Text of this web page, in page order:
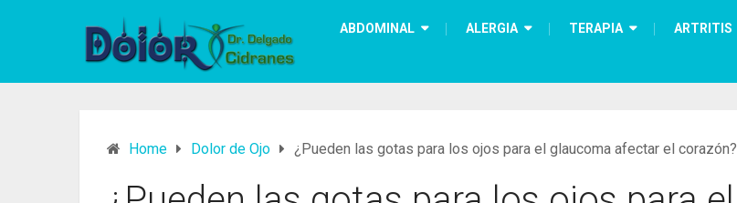
ABDOMINAL ALERGIA TERAPIA ARTRITIS
Home Dolor de Ojo ¿Pueden las gotas para los ojos para el glaucoma afectar el corazón?